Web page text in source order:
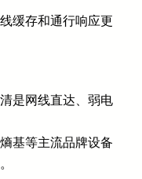
缓存和通行响应更
是网线直达、弱电
基等主流品牌设备